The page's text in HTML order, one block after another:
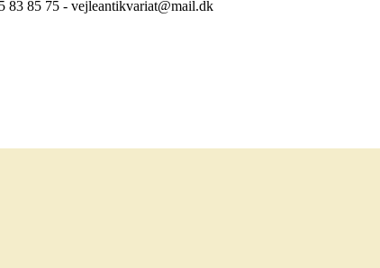
83 85 75 - vejleantikvariat@mail.dk